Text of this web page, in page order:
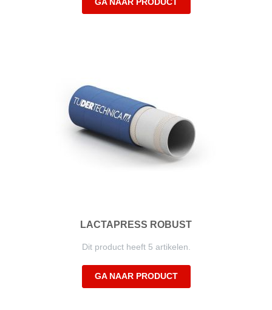
LACTAPRESS ROBUST
Dit product heeft 5 artikelen.
GA NAAR PRODUCT